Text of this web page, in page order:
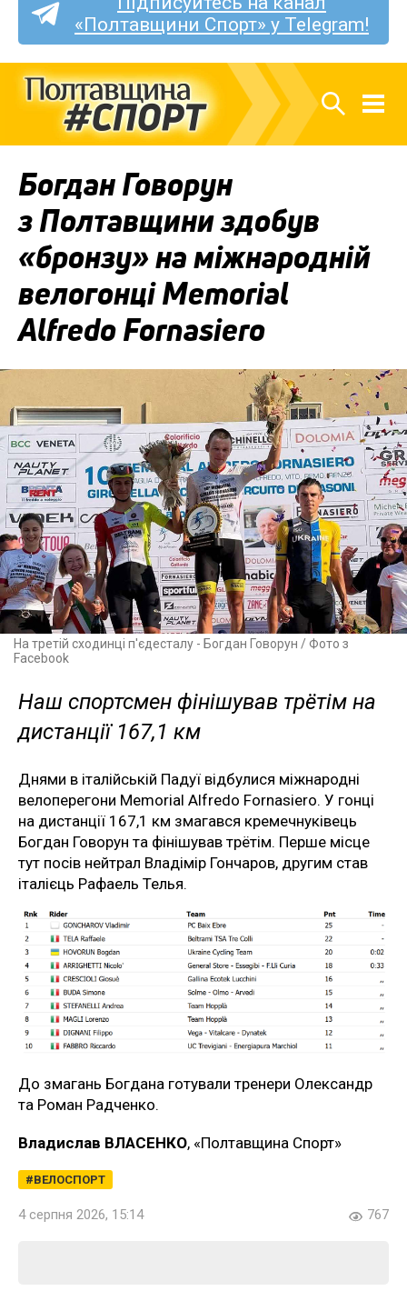
«Полтавщини Спорт» у Telegram!
Богдан Говорун
з Полтавщини здобув
«бронзу» на міжнародній
велогонці Memorial
Alfredo Fornasiero
На третій сходинці п'єдесталу - Богдан Говорун / Фото з
Facebook
Наш спортсмен фінішував трётім на
дистанції 167,1 км
Днями в італійській Падуї відбулися міжнародні
велоперегони Memorial Alfredo Fornasiero. У гонці
на дистанції 167,1 км змагався кремечнуківець
Богдан Говорун та фінішував трётім. Перше місце
тут посів нейтрал Владімір Гончаров, другим став
італієць Рафаель Телья.
До змагань Богдана готували тренери Олександр
та Роман Радченко.
Владислав ВЛАСЕНКО, «Полтавщина Спорт»
ВЕЛОСПОРТ
4 серпня 2026, 15:14 767